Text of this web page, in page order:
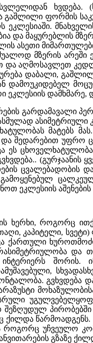
ხვდება.
გაშლილი ფორმის
და მაყურებლის
ასეთი
მზერის
აღმოსავლეთ
დაბალი,
დამხმარე,
გარდამავალი
ასიმეტრიული
მატებს
შედარებით უფრო
(გურჯაანის
ცვალებადობის
ეკლესიის
ხერხი, როგორც
კაპიტელი,
ქართული
და
ინტერიერს
გვხვდება
ქილდა
უჩვეულო
გზაზე